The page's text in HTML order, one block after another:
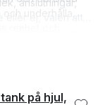
underhålla,
anslutningar,
om det är en
på hjul,